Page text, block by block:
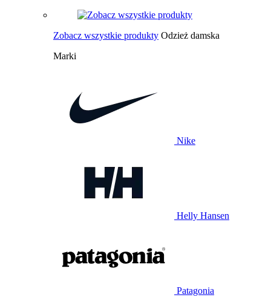
Zobacz wszystkie produkty Odzież damska
Marki
Nike
Helly Hansen
Patagonia